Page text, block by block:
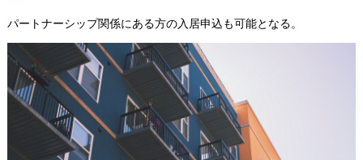
パートナーシップ関係にある方の入居申込も可能となる。